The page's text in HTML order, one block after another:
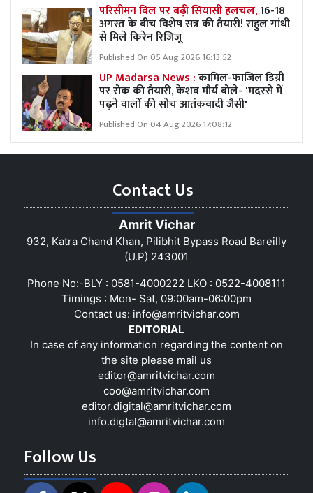
परिसीमन बिल पर बढ़ी सियासी हलचल,16-18
अगस्त के बीच विशेष सत्र की तैयारी! राहुल गांधी
से मिले किरेन रिजिजू
Published On 05 Aug 2026 16:13:52
UP Madarsa News :कामिल-फाजिल डिग्री
पर रोक की तैयारी, केशव मौर्य बोले- 'मदरसे में
पढ़ने वालों की सोच आतंकवादी जैसी'
Published On 04 Aug 2026 17:08:12
Contact Us
Amrit Vichar
932, Katra Chand Khan, Pilibhit Bypass Road Bareilly
(U.P) 243001
Phone No:-BLY : 0581-4000222 LKO : 0522-4008111
Timings : Mon- Sat, 09:00am-06:00pm
Contact us: info@amritvichar.com
EDITORIAL
In case of any information regarding the content on
the site please mail us
editor@amritvichar.com
coo@amritvichar.com
editor.digital@amritvichar.com
info.digtal@amritvichar.com
Follow Us